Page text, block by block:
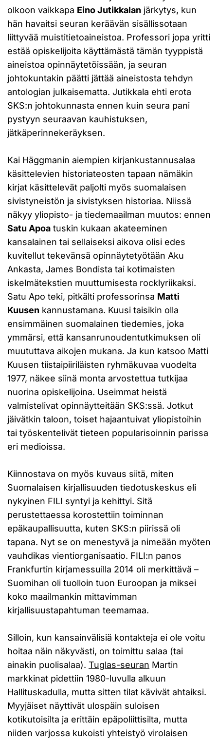
olkoon vaikkapa Eino Jutikkalan järkytys, kun
hän havaitsi seuran keräävän sisällissotaan
liittyvää muistitietoaineistoa. Professori jopa yritti
estää opiskelijoita käyttämästä tämän tyyppistä
aineistoa opinnäytetöissään, ja seuran
johtokuntakin päätti jättää aineistosta tehdyn
antologian julkaisematta. Jutikkala ehti erota
SKS:n johtokunnasta ennen kuin seura pani
pystyyn seuraavan kauhistuksen,
jätkäperinnekeräyksen.
Kai Häggmanin aiempien kirjankustannusalaa
käsittelevien historiateosten tapaan nämäkin
kirjat käsittelevät paljolti myös suomalaisen
sivistyneistön ja sivistyksen historiaa. Niissä
näkyy yliopisto- ja tiedemaailman muutos: ennen
Satu Apoa tuskin kukaan akateeminen
kansalainen tai sellaiseksi aikova olisi edes
kuvitellut tekevänsä opinnäytetyötään Aku
Ankasta, James Bondista tai kotimaisten
iskelmätekstien muuttumisesta rocklyriikaksi.
Satu Apo teki, pitkälti professorinsa Matti
Kuusen kannustamana. Kuusi taisikin olla
ensimmäinen suomalainen tiedemies, joka
ymmärsi, että kansanrunoudentutkimuksen oli
muututtava aikojen mukana. Ja kun katsoo Matti
Kuusen tiistaipiiriläisten ryhmäkuvaa vuodelta
1977, näkee siinä monta arvostettua tutkijaa
nuorina opiskelijoina. Useimmat heistä
valmistelivat opinnäytteitään SKS:ssä. Jotkut
jäivätkin taloon, toiset hajaantuivat yliopistoihin
tai työskentelivät tieteen popularisoinnin parissa
eri medioissa.
Kiinnostava on myös kuvaus siitä, miten
Suomalaisen kirjallisuuden tiedotuskeskus eli
nykyinen FILI syntyi ja kehittyi. Sitä
perustettaessa korostettiin toiminnan
epäkaupallisuutta, kuten SKS:n piirissä oli
tapana. Nyt se on menestyvä ja nimeään myöten
vauhdikas vientiorganisaatio. FILI:n panos
Frankfurtin kirjamessuilla 2014 oli merkittävä –
Suomihan oli tuolloin tuon Euroopan ja miksei
koko maailmankin mittavimman
kirjallisuustapahtuman teemamaa.
Silloin, kun kansainvälisiä kontakteja ei ole voitu
hoitaa näin näkyvästi, on toimittu salaa (tai
ainakin puolisalaa). Tuglas-seuran Martin
markkinat pidettiin 1980-luvulla alkuun
Hallituskadulla, mutta sitten tilat kävivät ahtaiksi.
Myyjäiset näyttivät ulospäin suloisen
kotikutoisilta ja erittäin epäpoliittisilta, mutta
niiden varjossa kukoisti yhteistyö virolaisen